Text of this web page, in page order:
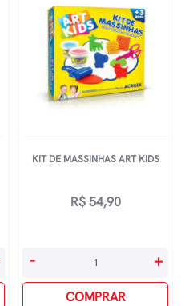
Mona
Gatinho
quantidade
KIT DE MASSINHAS ART KIDS
R$54,90
Kit
Massinhas
- +
COMPRAR